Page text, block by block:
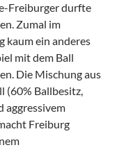
Freiburger durfte
Zumal im
kaum ein anderes
mit dem Ball
Die Mischung aus
(60% Ballbesitz,
aggressivem
Freiburg